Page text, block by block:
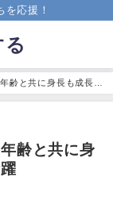
応援！
齢と共に身長も成長。
齢と共に身